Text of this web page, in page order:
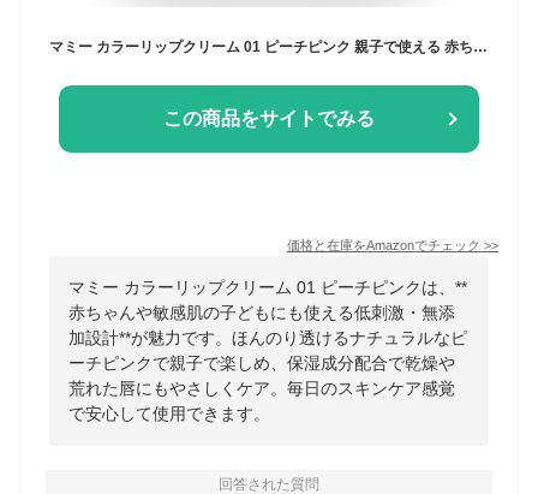
この商品をサイトでみる
価格と在庫をAmazonでチェック >>
マミー カラーリップクリーム 01 ピーチピンクは、**
赤ちゃんや敏感肌の子どもにも使える低刺激・無添
加設計**が魅力です。ほんのり透けるナチュラルなピ
ーチピンクで親子で楽しめ、保湿成分配合で乾燥や
荒れた唇にもやさしくケア。毎日のスキンケア感覚
で安心して使用できます。
回答された質問